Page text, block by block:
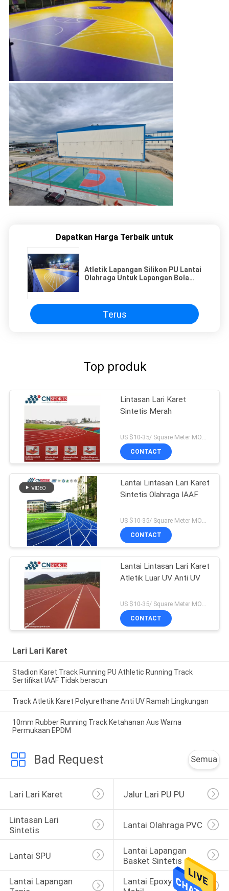
Dapatkan Harga Terbaik untuk
Atletik Lapangan Silikon PU Lantai
Olahraga Untuk Lapangan Bola
Terus
Top produk
Lintasan Lari Karet
Sintetis Merah
US $10-35/ Square Meter MOQ:/
CONTACT
Lantai Lintasan Lari Karet
Sintetis Olahraga IAAF
CONTACT
Lantai Lintasan Lari Karet
Atletik Luar UV Anti UV
CONTACT
Lari Lari Karet
Stadion Karet Track Running PU Athletic Running Track
Sertifikat IAAF Tidak beracun
Track Atletik Karet Polyurethane Anti UV Ramah Lingkungan
10mm Rubber Running Track Ketahanan Aus Warna
Permukaan EPDM
Bad Request Semua
Lari Lari Karet Jalur Lari PU PU
Lintasan Lari
Sintetis
Lantai Olahraga PVC
Lantai SPU
Lantai Lapangan
Basket Sintetis
Lantai Lapangan
Lantai Epoxy Parkir